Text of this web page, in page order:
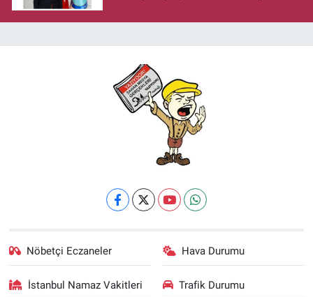
Nöbetçi Eczaneler Hava Durumu
İstanbul Namaz Vakitleri Trafik Durumu